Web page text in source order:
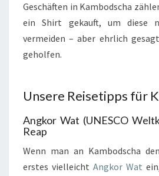
Geschäften in Kambodscha
ein Shirt gekauft, um diese
vermeiden – aber ehrlich
geholfen.
Unsere Reisetipps für
Angkor Wat (UNESCO
Reap
Wenn man an Kambodscha
erstes vielleicht Angkor Wat